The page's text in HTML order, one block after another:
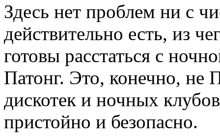
Здесь нет проблем ни с
действительно есть, из
готовы расстаться с
Патонг. Это, конечно, не
дискотек и ночных
пристойно и безопасно.